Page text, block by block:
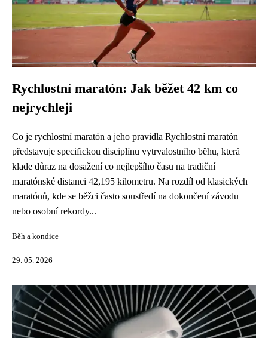
Rychlostní maratón: Jak běžet 42 km co
nejrychleji
Co je rychlostní maratón a jeho pravidla Rychlostní maratón
představuje specifickou disciplínu vytrvalostního běhu, která
klade důraz na dosažení co nejlepšího času na tradiční
maratónské distanci 42,195 kilometru. Na rozdíl od klasických
maratónů, kde se běžci často soustředí na dokončení závodu
nebo osobní rekordy...
Běh a kondice
29. 05. 2026